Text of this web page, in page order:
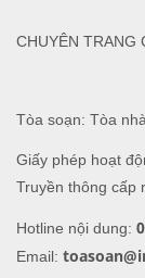
Tòa soạn: Tòa
Giấy phép hoạt
Truyền thông cấp
Hotline nội dung:
Email:
CHUYÊN TRANG